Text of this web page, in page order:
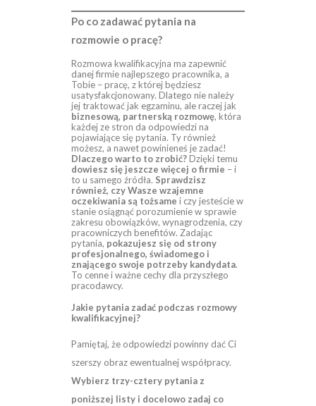
Po co zadawać pytania na
rozmowie o pracę?
Rozmowa kwalifikacyjna ma zapewnić
danej firmie najlepszego pracownika, a
Tobie – pracę, z której będziesz
usatysfakcjonowany. Dlatego nie należy
jej traktować jak egzaminu, ale raczej jak
biznesową, partnerską rozmowę, która
każdej ze stron da odpowiedzi na
pojawiające się pytania. Ty również
możesz, a nawet powinieneś je zadać!
Dlaczego warto to zrobić?Dzięki temu
dowiesz się jeszcze więcej o firmie – i
to u samego źródła. Sprawdzisz
również, czy Wasze wzajemne
oczekiwania są tożsame i czy jesteście w
stanie osiągnąć porozumienie w sprawie
zakresu obowiązków, wynagrodzenia, czy
pracowniczych benefitów. Zadając
pytania, pokazujesz się od strony
profesjonalnego, świadomego i
znającego swoje potrzeby kandydata.
To cenne i ważne cechy dla przyszłego
pracodawcy.
Jakie pytania zadać podczas rozmowy
kwalifikacyjnej?
Pamiętaj, że odpowiedzi powinny dać Ci
szerszy obraz ewentualnej współpracy.
Wybierz trzy-cztery pytania z
poniższej listy i docelowo zadaj co